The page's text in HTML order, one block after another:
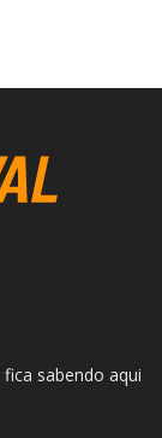
sabendo aqui